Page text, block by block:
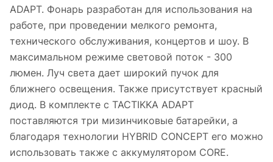
ADAPT. Фонарь разработан для использования на
работе, при проведении мелкого ремонта,
технического обслуживания, концертов и шоу. В
максимальном режиме световой поток - 300
люмен. Луч света дает широкий пучок для
ближнего освещения. Также присутствует красный
диод. В комплекте с TACTIKKA ADAPT
поставляются три мизинчиковые батарейки, а
благодаря технологии HYBRID CONCEPT его можно
использовать также с аккумулятором CORE.